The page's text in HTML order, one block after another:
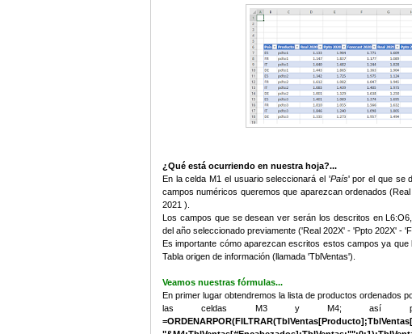
¿Qué está ocurriendo en nuestra hoja?...
En la celda M1 el usuario seleccionará el 'País' por el que se
campos numéricos queremos que aparezcan ordenados
2021 ).
Los campos que se desean ver serán los descritos en
del año seleccionado previamente ('Real 202X' - 'Ppto 202X' -
Es importante cómo aparezcan escritos estos campos ya
Tabla origen de información (llamada 'TblVentas').
Veamos nuestras fórmulas...
En primer lugar obtendremos la lista de productos ordenados
las celdas M3 y M4; así